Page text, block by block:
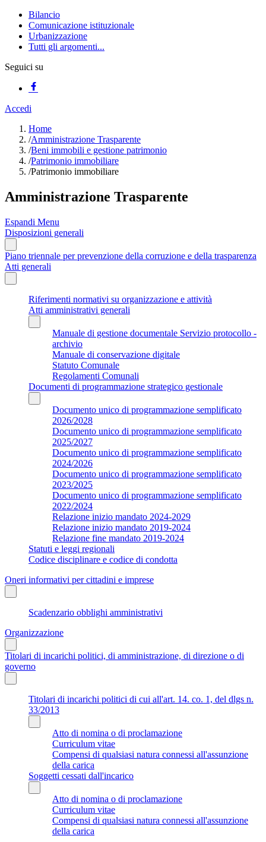
Bilancio
Comunicazione istituzionale
Urbanizzazione
Tutti gli argomenti...
Seguici su
Accedi
Home
/Amministrazione Trasparente
/Beni immobili e gestione patrimonio
/Patrimonio immobiliare
/Patrimonio immobiliare
Amministrazione Trasparente
Espandi Menu
Disposizioni generali
Piano triennale per prevenzione della corruzione e della trasparenza
Atti generali
Riferimenti normativi su organizzazione e attività
Atti amministrativi generali
Manuale di gestione documentale Servizio protocollo -
archivio
Manuale di conservazione digitale
Statuto Comunale
Regolamenti Comunali
Documenti di programmazione strategico gestionale
Documento unico di programmazione semplificato
2026/2028
Documento unico di programmazione semplificato
2025/2027
Documento unico di programmazione semplificato
2024/2026
Documento unico di programmazione semplificato
2023/2025
Documento unico di programmazione semplificato
2022/2024
Relazione inizio mandato 2024-2029
Relazione inizio mandato 2019-2024
Relazione fine mandato 2019-2024
Statuti e leggi regionali
Codice disciplinare e codice di condotta
Oneri informativi per cittadini e imprese
Scadenzario obblighi amministrativi
Organizzazione
Titolari di incarichi politici, di amministrazione, di direzione o di
governo
Titolari di incarichi politici di cui all'art. 14. co. 1, del dlgs n.
33/2013
Atto di nomina o di proclamazione
Curriculum vitae
Compensi di qualsiasi natura connessi all'assunzione
della carica
Soggetti cessati dall'incarico
Atto di nomina o di proclamazione
Curriculum vitae
Compensi di qualsiasi natura connessi all'assunzione
della carica